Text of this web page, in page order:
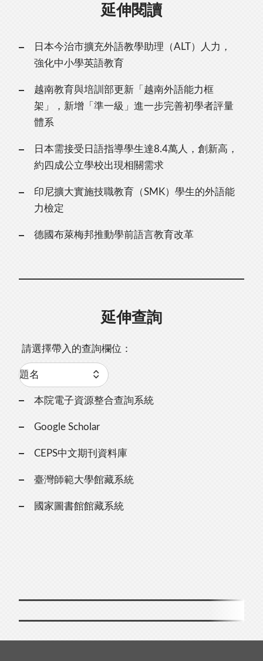
延伸閱讀
日本今治市擴充外語教學助理（ALT）人力，
強化中小學英語教育
越南教育與培訓部更新「越南外語能力框
架」，新增「準一級」進一步完善初學者評量
體系
日本需接受日語指導學生達8.4萬人，創新高，
約四成公立學校出現相關需求
印尼擴大實施技職教育（SMK）學生的外語能
力檢定
德國布萊梅邦推動學前語言教育改革
延伸查詢
請選擇帶入的查詢欄位：
本院電子資源整合查詢系統
Google Scholar
CEPS中文期刊資料庫
臺灣師範大學館藏系統
國家圖書館館藏系統